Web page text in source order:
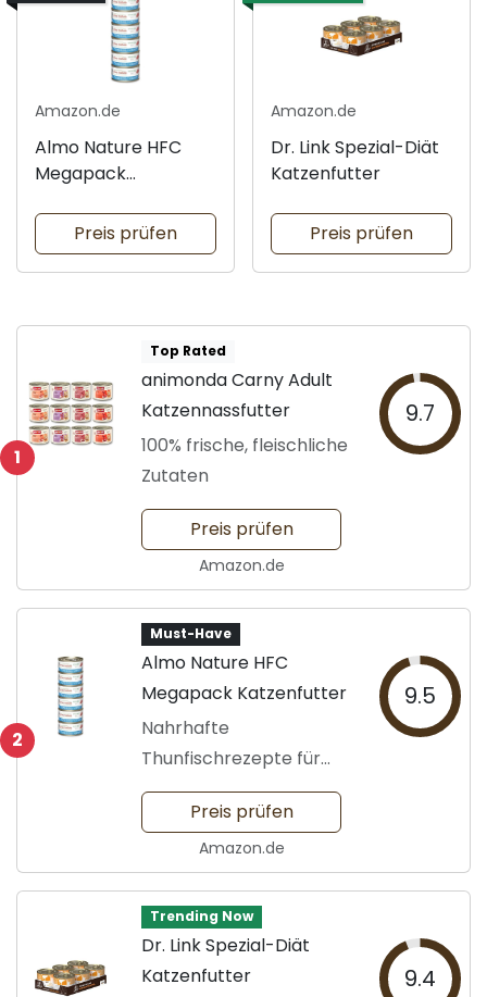
Amazon.de
Almo Nature HFC
Megapack
Preis prüfen
Amazon.de
Dr. Link Spezial-Diät
Katzenfutter
Preis prüfen
1
Top Rated
animonda Carny Adult
Katzennassfutter
100% frische, fleischliche
Zutaten
9.7
Preis prüfen
Amazon.de
2
Must-Have
Almo Nature HFC
Megapack Katzenfutter
Nahrhafte
Thunfischrezepte für
Katzen
9.5
Preis prüfen
Amazon.de
Trending Now
Dr. Link Spezial-Diät
Katzenfutter
9.4